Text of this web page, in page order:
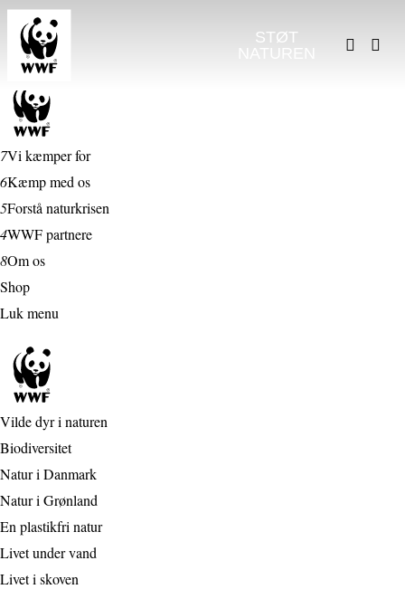
7Vi kæmper for
6Kæmp med os
5Forstå naturkrisen
4WWF partnere
8Om os
Shop
Luk menu
Vilde dyr i naturen
Biodiversitet
Natur i Danmark
Natur i Grønland
En plastikfri natur
Livet under vand
Livet i skoven
STØT
NATUREN